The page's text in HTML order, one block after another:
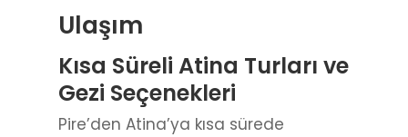
Ulaşım
Kısa Süreli Atina Turları ve
Gezi Seçenekleri
Pire’den Atina’ya kısa sürede